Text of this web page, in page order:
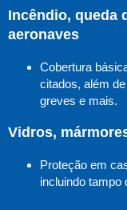
Incêndio, queda
aeronaves
Cobertura
citados, além
greves e mais.
Vidros,
Proteção em
incluindo tampo